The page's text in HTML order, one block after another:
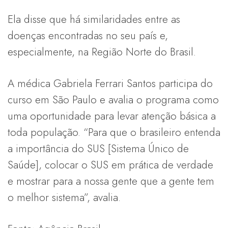
Ela disse que há similaridades entre as
doenças encontradas no seu país e,
especialmente, na Região Norte do Brasil.
A médica Gabriela Ferrari Santos participa do
curso em São Paulo e avalia o programa como
uma oportunidade para levar atenção básica a
toda população. “Para que o brasileiro entenda
a importância do SUS [Sistema Único de
Saúde], colocar o SUS em prática de verdade
e mostrar para a nossa gente que a gente tem
o melhor sistema”, avalia.